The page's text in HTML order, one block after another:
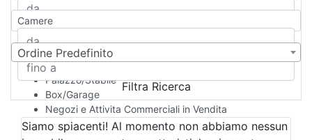
Rustico/Casale
Camera d'Albergo
Multiproprietà
Palazzo/Stabile
Box/Garage
Negozi e Attivita Commerciali in Vendita
Qualsiasi
Camere
Ordine Predefinito
Filtra Ricerca
Siamo spiacenti! Al momento non abbiamo nessun